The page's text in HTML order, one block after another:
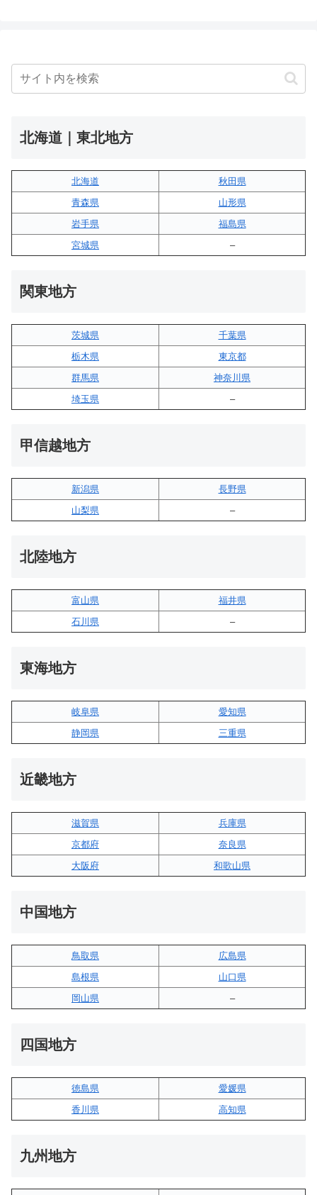
北海道｜東北地方
北海道
秋田県
青森県
山形県
岩手県
福島県
宮城県
–
関東地方
茨城県
千葉県
栃木県
東京都
群馬県
神奈川県
埼玉県
–
甲信越地方
新潟県
長野県
山梨県
–
北陸地方
富山県
福井県
石川県
–
東海地方
岐阜県
愛知県
静岡県
三重県
近畿地方
滋賀県
兵庫県
京都府
奈良県
大阪府
和歌山県
中国地方
鳥取県
広島県
島根県
山口県
岡山県
–
四国地方
徳島県
愛媛県
香川県
高知県
九州地方